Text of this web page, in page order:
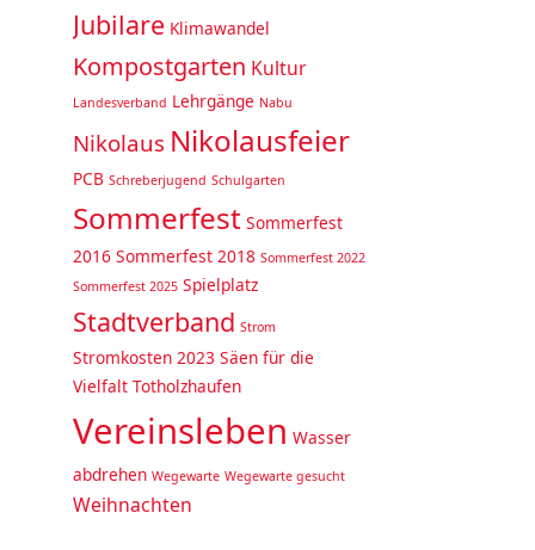
Jubilare Klimawandel
Kompostgarten Kultur
Landesverband Lehrgänge Nabu
Nikolaus Nikolausfeier
PCB Schreberjugend Schulgarten
Sommerfest Sommerfest
2016 Sommerfest 2018 Sommerfest 2022
Sommerfest 2025 Spielplatz
Stadtverband Strom
Stromkosten 2023 Säen für die
Vielfalt Totholzhaufen
Vereinsleben Wasser
abdrehen Wegewarte Wegewarte gesucht
Weihnachten